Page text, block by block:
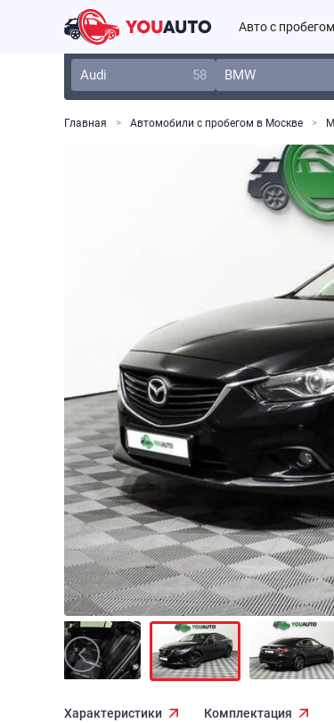
Авто с пробегом
Audi 58 BMW
Главная Автомобили с пробегом в Москве
Характеристики Комплектация